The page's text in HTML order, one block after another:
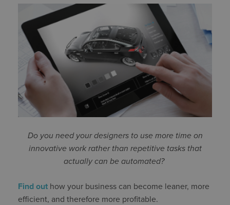
Do you need your designers to use more time on
innovative work rather than repetitive tasks that
actually can be automated?
Find out how your business can become leaner, more
efficient, and therefore more profitable.